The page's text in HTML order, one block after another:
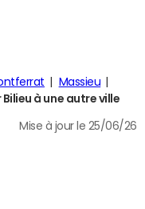
Massieu
à une autre ville
Mise à jour le 25/06/26